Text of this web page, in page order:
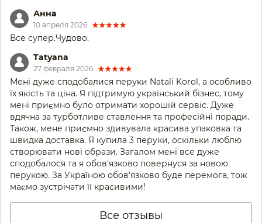
Анна
10 апреля 2026
Все супер.Чудово.
Tatyana
27 февраля 2026
Мені дуже сподобалися перуки Natali Korol, а особливо
їх якість та ціна. Я підтримую український бізнес, тому
мені приємно було отримати хорошій сервіс. Дуже
вдячна за турботливе ставлення та професійні поради.
Також, мене приємно здивувала красива упаковка та
швидка доставка. Я купила 3 перуки, оскільки люблю
створювати нові образи. Загалом мені все дуже
сподобалося та я обов'язково повернуся за новою
перукою. За Україною обов'язково буде перемога, тож
маємо зустрічати її красивими!
Все отзывы